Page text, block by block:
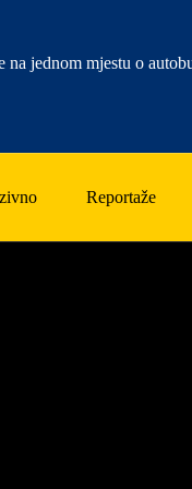
na jednom mjestu o
Reportaže